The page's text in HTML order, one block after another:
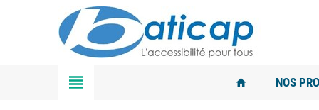
view_headline home NOS